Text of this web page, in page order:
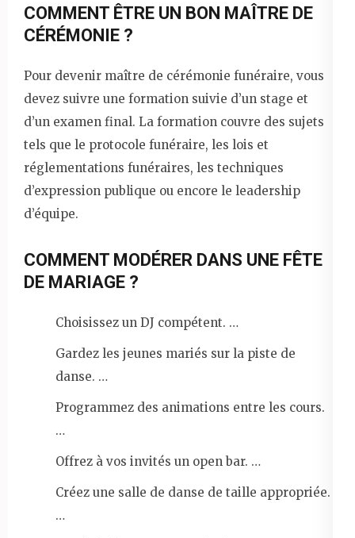
COMMENT ÊTRE UN BON MAÎTRE DE
CÉRÉMONIE ?
Pour devenir maître de cérémonie funéraire, vous
devez suivre une formation suivie d’un stage et
d’un examen final. La formation couvre des sujets
tels que le protocole funéraire, les lois et
réglementations funéraires, les techniques
d’expression publique ou encore le leadership
d’équipe.
COMMENT MODÉRER DANS UNE FÊTE
DE MARIAGE ?
Choisissez un DJ compétent. …
Gardez les jeunes mariés sur la piste de
danse. …
Programmez des animations entre les cours.
…
Offrez à vos invités un open bar. …
Créez une salle de danse de taille appropriée.
…